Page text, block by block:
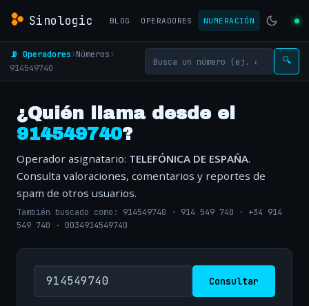
Sinologic BLOG OPERADORES NUMERACIÓN
📡 Operadores›Números›
914549740
🔍
¿Quién llama desde el
914549740?
Operador asignatario: TELEFÓNICA DE ESPAÑA.
Consulta valoraciones, comentarios y reportes de
spam de otros usuarios.
También buscado como: 914549740 · 914 549 740 · +34 914
549 740 · 0034914549740
Consultar